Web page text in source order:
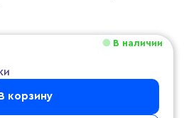
В наличии
В корзину